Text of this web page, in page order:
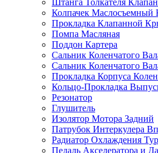
Колпачек
Прокладка Клапанной
Помпа Масляная
Поддон Картера
Сальник Коленчатого
Сальник Коленчатого
Прокладка Корпуса
Кольцо-Прокладка
Резонатор
Глушитель
Изолятор Мотора Задний
Патрубок Интеркулера
Радиатор Охлаждения
Педаль Акселератора и